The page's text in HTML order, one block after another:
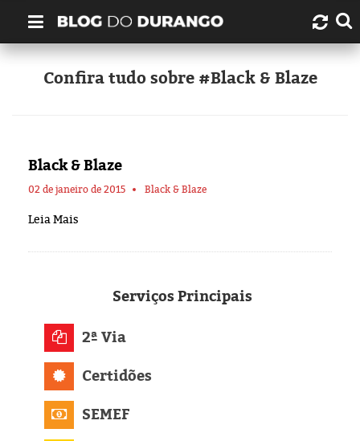
Quem é Durango Duarte?
Artigos
Eleições 2024
Confira tudo sobre #Black & Blaze
Black & Blaze
02 de janeiro de 2015 Black & Blaze
Leia Mais
ServiçosPrincipais
2ª Via
Certidões
SEMEF